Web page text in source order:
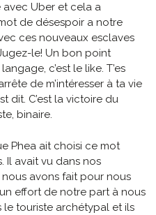
avec Uber et cela a
de désespoir a notre
ces nouveaux esclaves
le! Un bon point
c’est le like. T’es
de m’intéresser à ta vie
dit. C’est la victoire du
binaire.
Phea ait choisi ce mot
Il avait vu dans nos
avons fait pour nous
effort de notre part à nous
le touriste archétypal et ils